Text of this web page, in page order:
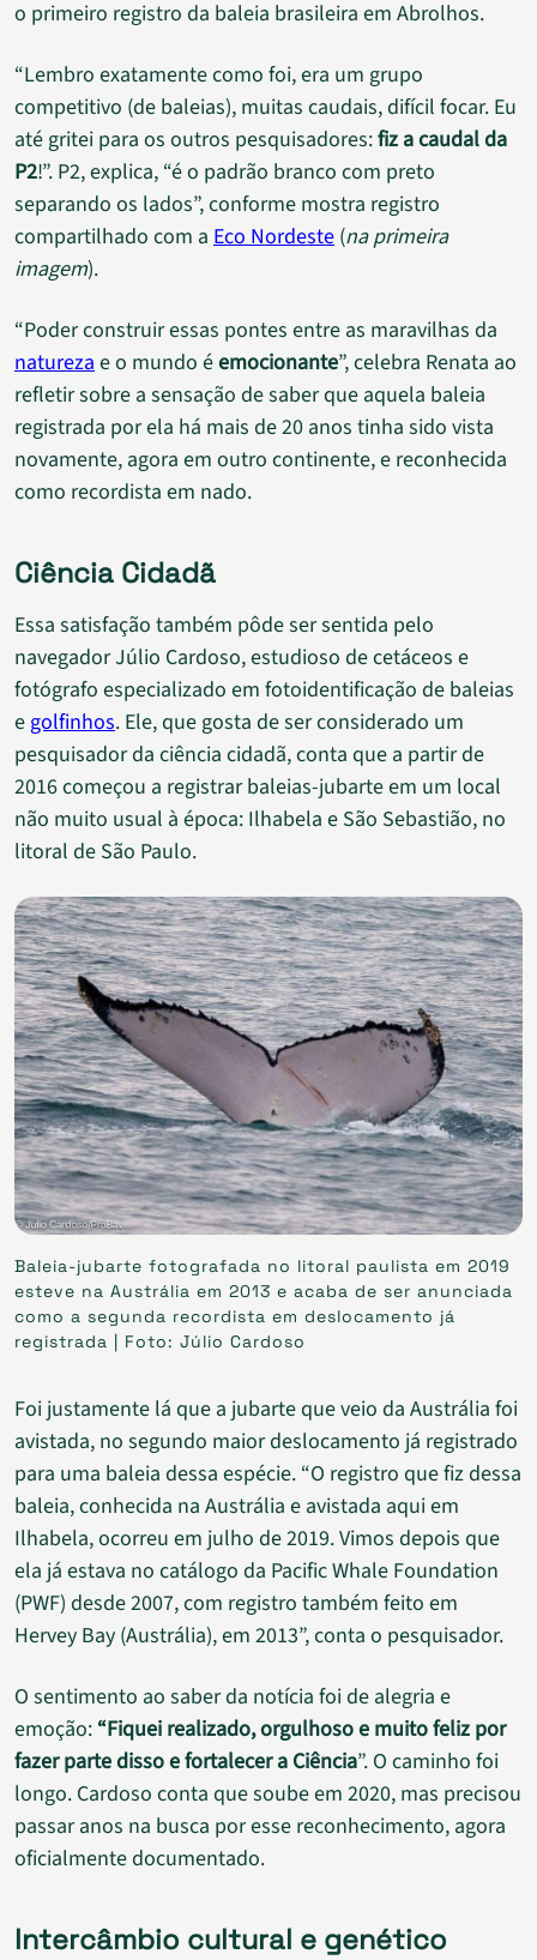
o primeiro registro da baleia brasileira em Abrolhos.
“Lembro exatamente como foi, era um grupo
competitivo (de baleias), muitas caudais, difícil focar. Eu
até gritei para os outros pesquisadores:fiz a caudal da
P2!”. P2, explica, “é o padrão branco com preto
separando os lados”, conforme mostra registro
compartilhado com a Eco Nordeste (na primeira
imagem).
“Poder construir essas pontes entre as maravilhas da
natureza e o mundo éemocionante”, celebra Renata ao
refletir sobre a sensação de saber que aquela baleia
registrada por ela há mais de 20 anos tinha sido vista
novamente, agora em outro continente, e reconhecida
como recordista em nado.
Ciência Cidadã
Essa satisfação também pôde ser sentida pelo
navegador Júlio Cardoso, estudioso de cetáceos e
fotógrafo especializado em fotoidentificação de baleias
e golfinhos. Ele, que gosta de ser considerado um
pesquisador da ciência cidadã, conta que a partir de
2016 começou a registrar baleias-jubarte em um local
não muito usual à época: Ilhabela e São Sebastião, no
litoral de São Paulo.
Baleia-jubarte fotografada no litoral paulista em 2019
esteve na Austrália em 2013 e acaba de ser anunciada
como a segunda recordista em deslocamento já
registrada | Foto: Júlio Cardoso
Foi justamente lá que a jubarte que veio da Austrália foi
avistada, no segundo maior deslocamento já registrado
para uma baleia dessa espécie. “O registro que fiz dessa
baleia, conhecida na Austrália e avistada aqui em
Ilhabela, ocorreu em julho de 2019. Vimos depois que
ela já estava no catálogo da Pacific Whale Foundation
(PWF) desde 2007, com registro também feito em
Hervey Bay (Austrália), em 2013”, conta o pesquisador.
O sentimento ao saber da notícia foi de alegria e
emoção: “Fiquei realizado, orgulhoso e muito feliz por
fazer parte disso e fortalecer a Ciência”. O caminho foi
longo. Cardoso conta que soube em 2020, mas precisou
passar anos na busca por esse reconhecimento, agora
oficialmente documentado.
Intercâmbio cultural e genético